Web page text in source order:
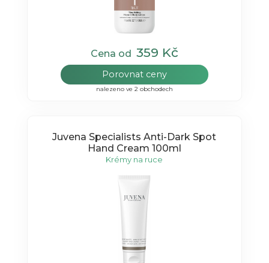
Cena od 359 Kč
Porovnat ceny
nalezeno ve 2 obchodech
Juvena Specialists Anti-Dark Spot
Hand Cream 100ml
Krémy na ruce